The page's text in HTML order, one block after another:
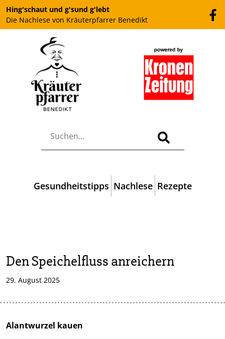
Hing'schaut und g'sund g'lebt
Die Nachlese von Kräuterpfarrer Benedikt
Gesundheitstipps Nachlese Rezepte
Den Speichelfluss anreichern
29. August 2025
Alantwurzel kauen